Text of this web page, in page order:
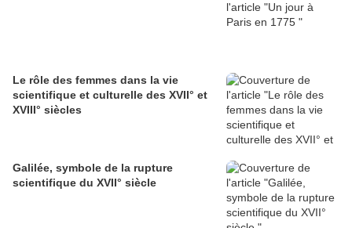
Le rôle des femmes dans la vie
scientifique et culturelle des XVII° et
XVIII° siècles
Galilée, symbole de la rupture
scientifique du XVII° siècle